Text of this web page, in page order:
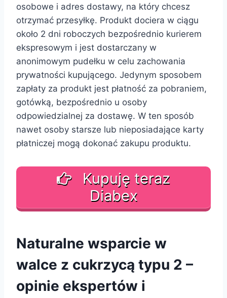
osobowe i adres dostawy, na który chcesz
otrzymać przesyłkę. Produkt dociera w ciągu
około 2 dni roboczych bezpośrednio kurierem
ekspresowym i jest dostarczany w
anonimowym pudełku w celu zachowania
prywatności kupującego. Jedynym sposobem
zapłaty za produkt jest płatność za pobraniem,
gotówką, bezpośrednio u osoby
odpowiedzialnej za dostawę. W ten sposób
nawet osoby starsze lub nieposiadające karty
płatniczej mogą dokonać zakupu produktu.
Kupuję teraz
Diabex
Naturalne wsparcie w
walce z cukrzycą typu 2 –
opinie ekspertów i